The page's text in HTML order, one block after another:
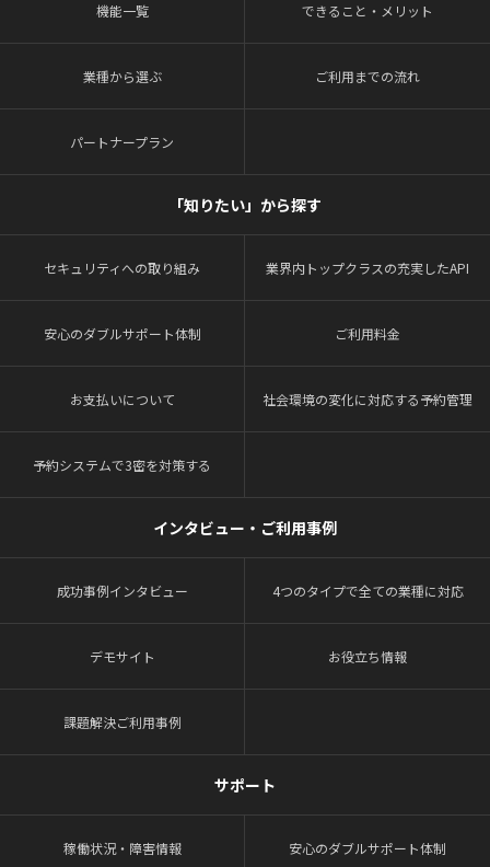
機能一覧 できること・メリット
業種から選ぶ ご利用までの流れ
パートナープラン
「知りたい」から探す
セキュリティへの取り組み 業界内トップクラスの充実したAPI
安心のダブルサポート体制 ご利用料金
お支払いについて 社会環境の変化に対応する予約管理
予約システムで3密を対策する
インタビュー・ご利用事例
成功事例インタビュー 4つのタイプで全ての業種に対応
デモサイト お役立ち情報
課題解決ご利用事例
サポート
稼働状況・障害情報 安心のダブルサポート体制